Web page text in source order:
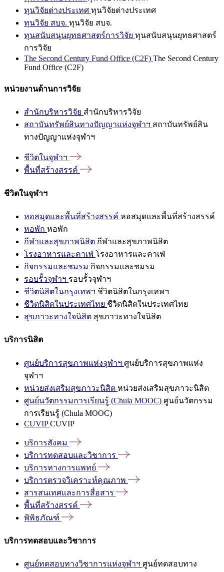
ทุนวิจัยต่างประเทศ ทุนวิจัยต่างประเทศ
ทุนวิจัย สบจ. ทุนวิจัย สบจ.
ทุนสนับสนุนยุทธศาสตร์การวิจัย ทุนสนับสนุนยุทธศาสตร์
การวิจัย
The Second Century Fund Office (C2F) The Second Century
Fund Office (C2F)
หน่วยงานด้านการวิจัย
สำนักบริหารวิจัย สำนักบริหารวิจัย
สถาบันทรัพย์สินทางปัญญาแห่งจุฬาฯ สถาบันทรัพย์สิน
ทางปัญญาแห่งจุฬาฯ
ชีวิตในจุฬาฯ
พื้นที่สร้างสรรค์
ชีวิตในจุฬาฯ
หอสมุดและพื้นที่สร้างสรรค์ หอสมุดและพื้นที่สร้างสรรค์
หอพัก หอพัก
กีฬาและสุขภาพนิสิต กีฬาและสุขภาพนิสิต
โรงอาหารและคาเฟ่ โรงอาหารและคาเฟ่
กิจกรรมและชมรม กิจกรรมและชมรม
รอบรั้วจุฬาฯ รอบรั้วจุฬาฯ
ชีวิตนิสิตในกรุงเทพฯ ชีวิตนิสิตในกรุงเทพฯ
ชีวิตนิสิตในประเทศไทย ชีวิตนิสิตในประเทศไทย
สุขภาวะทางใจนิสิต สุขภาวะทางใจนิสิต
บริการนิสิต
ศูนย์บริการสุขภาพแห่งจุฬาฯ ศูนย์บริการสุขภาพแห่ง
จุฬาฯ
หน่วยส่งเสริมสุขภาวะนิสิต หน่วยส่งเสริมสุขภาวะนิสิต
ศูนย์นวัตกรรมการเรียนรู้ (Chula MOOC) ศูนย์นวัตกรรม
การเรียนรู้ (Chula MOOC)
CUVIPCUVIP
บริการสังคม
บริการทดสอบและวิชาการ
บริการทางการแพทย์
บริการตรวจวิเคราะห์คุณภาพ
สารสนเทศและการสื่อสาร
พื้นที่สร้างสรรค์
พิพิธภัณฑ์
บริการทดสอบและวิชาการ
ศูนย์ทดสอบทางวิชาการแห่งจุฬาฯ ศูนย์ทดสอบทาง